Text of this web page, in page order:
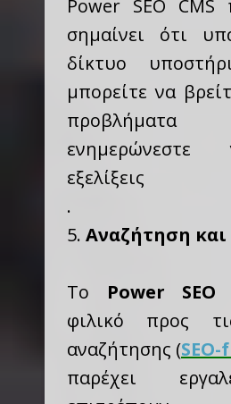
Power SEO CMS
σημαίνει ότι
δίκτυο
μπορείτε να
εξελίξεις
.
5. Αναζήτηση και
Το Power SEO
φιλικό προς
αναζήτησης (
παρέχει